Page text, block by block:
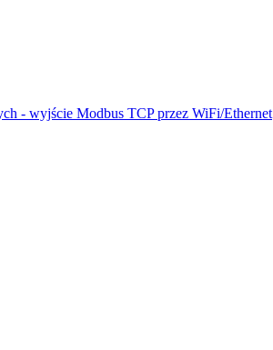
- wyjście Modbus TCP przez WiFi/Ethernet